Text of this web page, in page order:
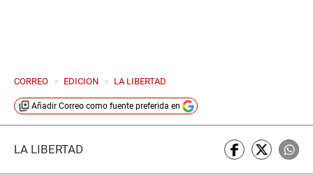
CORREO > EDICION > LA LIBERTAD
Añadir Correo como fuente preferida en
LA LIBERTAD